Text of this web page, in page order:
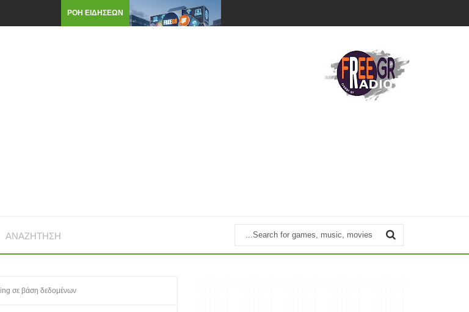
ΡΟΗ ΕΙΔΗΣΕΩΝ
ΒΛΕΤΙΩΣΕΤΕ ΤΟ ΣΥΣΤΗΜΑ ΣΑΣ
SPARTPHONES ΣΤΗΝ
ΝΑ ΓΙΝΕΙ ΠΙΟ ΓΡΗΓΟΡΟ
ΤΕΛΙΚΑ
ΚΑΙ ΑΣΦΑΛΕΙΑ
ΠΟΛΕΜΟ
ΑΝΑΖΗΤΗΣΗ
σε βάση δεδομένων